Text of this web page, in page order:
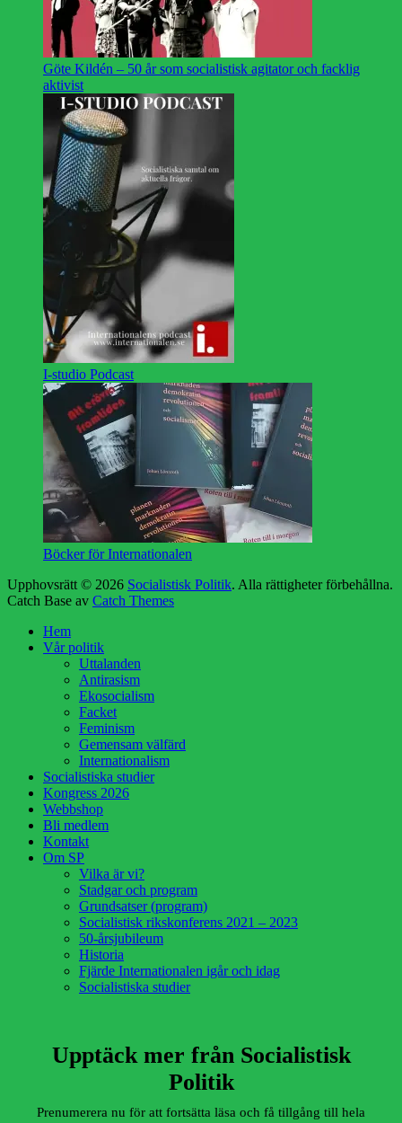
Göte Kildén – 50 år som socialistisk agitator och facklig
aktivist
I-studio Podcast
Böcker för Internationalen
Upphovsrätt © 2026 Socialistisk Politik. Alla rättigheter förbehållna.
Catch Base av Catch Themes
Hem
Vår politik
Uttalanden
Antirasism
Ekosocialism
Facket
Feminism
Gemensam välfärd
Internationalism
Socialistiska studier
Kongress 2026
Webbshop
Bli medlem
Kontakt
Om SP
Vilka är vi?
Stadgar och program
Grundsatser (program)
Socialistisk rikskonferens 2021 – 2023
50-årsjubileum
Historia
Fjärde Internationalen igår och idag
Socialistiska studier
Upptäck mer från Socialistisk
Politik
Prenumerera nu för att fortsätta läsa och få tillgång till hela